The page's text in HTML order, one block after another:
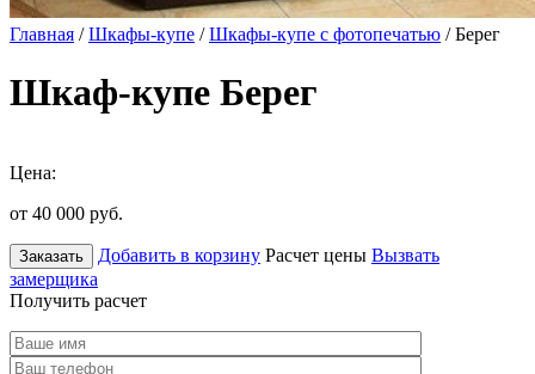
Главная /Шкафы-купе /Шкафы-купе с фотопечатью / Берег
Шкаф-купе Берег
Цена:
от 40 000 руб.
Заказать Добавить в корзину Расчет цены Вызвать
замерщика
Получить расчет